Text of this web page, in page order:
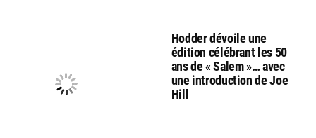
Hodder dévoile une
édition célébrant les 50
ans de « Salem »… avec
une introduction de Joe
Hill